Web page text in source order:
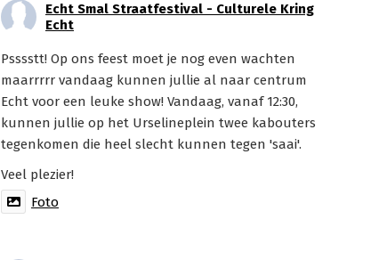
Echt Smal Straatfestival - Culturele Kring
Echt
Psssstt! Op ons feest moet je nog even wachten
maarrrrr vandaag kunnen jullie al naar centrum
Echt voor een leuke show! Vandaag, vanaf 12:30,
kunnen jullie op het Urselineplein twee kabouters
tegenkomen die heel slecht kunnen tegen 'saai'.
Veel plezier!
Foto